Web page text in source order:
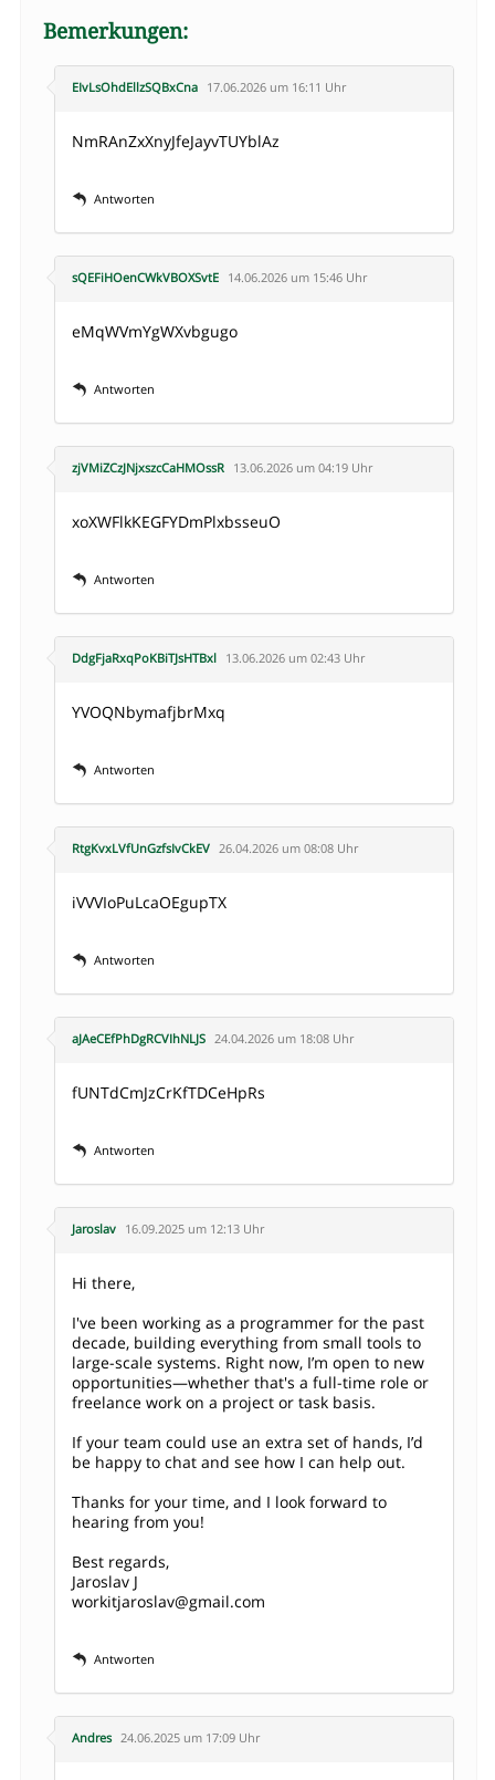
Bemerkungen:
EIvLsOhdEllzSQBxCna 17.06.2026 um 16:11 Uhr
NmRAnZxXnyJfeJayvTUYblAz
Antworten
sQEFiHOenCWkVBOXSvtE 14.06.2026 um 15:46 Uhr
eMqWVmYgWXvbgugo
Antworten
zjVMiZCzJNjxszcCaHMOssR 13.06.2026 um 04:19 Uhr
xoXWFlkKEGFYDmPlxbsseuO
Antworten
DdgFjaRxqPoKBiTJsHTBxl 13.06.2026 um 02:43 Uhr
YVOQNbymafjbrMxq
Antworten
RtgKvxLVfUnGzfsIvCkEV 26.04.2026 um 08:08 Uhr
iVVVIoPuLcaOEgupTX
Antworten
aJAeCEfPhDgRCVIhNLJS 24.04.2026 um 18:08 Uhr
fUNTdCmJzCrKfTDCeHpRs
Antworten
Jaroslav 16.09.2025 um 12:13 Uhr
Hi there,
I've been working as a programmer for the past
decade, building everything from small tools to
large-scale systems. Right now, I’m open to new
opportunities—whether that's a full-time role or
freelance work on a project or task basis.
If your team could use an extra set of hands, I’d
be happy to chat and see how I can help out.
Thanks for your time, and I look forward to
hearing from you!
Best regards,
Jaroslav J
workitjaroslav@gmail.com
Antworten
Andres 24.06.2025 um 17:09 Uhr